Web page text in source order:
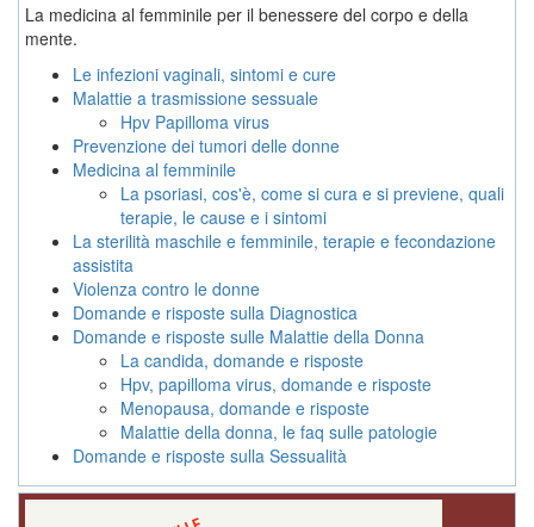
La medicina al femminile per il benessere del corpo e della
mente.
Le infezioni vaginali, sintomi e cure
Malattie a trasmissione sessuale
Hpv Papilloma virus
Prevenzione dei tumori delle donne
Medicina al femminile
La psoriasi, cos'è, come si cura e si previene, quali
terapie, le cause e i sintomi
La sterilità maschile e femminile, terapie e fecondazione
assistita
Violenza contro le donne
Domande e risposte sulla Diagnostica
Domande e risposte sulle Malattie della Donna
La candida, domande e risposte
Hpv, papilloma virus, domande e risposte
Menopausa, domande e risposte
Malattie della donna, le faq sulle patologie
Domande e risposte sulla Sessualità